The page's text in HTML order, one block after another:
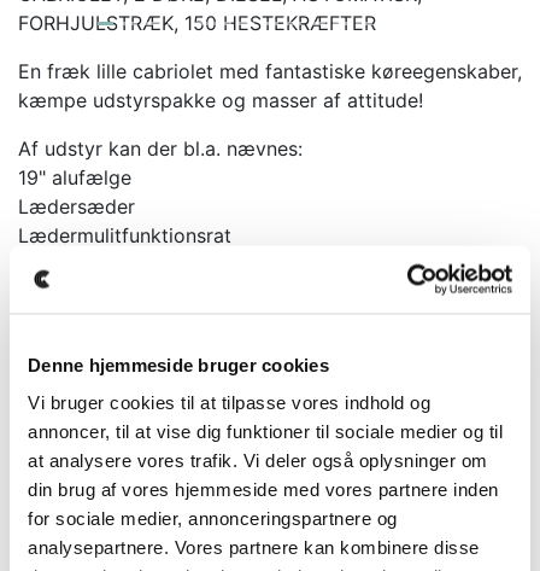
Denne hjemmeside bruger cookies
Vi bruger cookies til at tilpasse vores indhold og
annoncer, til at vise dig funktioner til sociale medier og til
at analysere vores trafik. Vi deler også oplysninger om
din brug af vores hjemmeside med vores partnere inden
for sociale medier, annonceringspartnere og
analysepartnere. Vores partnere kan kombinere disse
FORHJULSTRÆK, 150 HESTEKRÆFTER
En fræk lille cabriolet med fantastiske køreegenskaber,
kæmpe udstyrspakke og masser af attitude!
Af udstyr kan der bl.a. nævnes:
19" alufælge
Lædersæder
Lædermulitfunktionsrat
Chronopakke
Fender Soundsystem
2 zoners automatisk klimakontrol
Sædevarme
Tågelys foran og bagved
Automatisk nedblændende bakspejl
El-ruder
El-spejle
Bluetooth